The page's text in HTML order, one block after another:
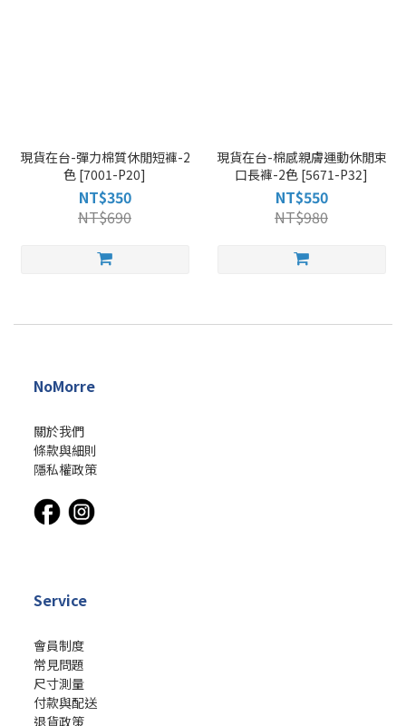
現貨在台-彈力棉質休閒短褲-2
色 [7001-P20]
NT$350
NT$690
現貨在台-棉感親膚運動休閒束
口長褲-2色 [5671-P32]
NT$550
NT$980
NoMorre
關於我們
條款與細則
隱私權政策
Service
會員制度
常見問題
尺寸測量
付款與配送
退貨政策